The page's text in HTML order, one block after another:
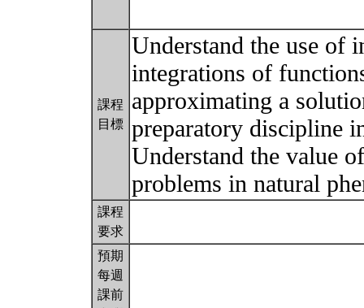
課程
目標
Understand the use of
integrations of
approximating a
preparatory discipline
Understand the value
problems in natural
課程
要求
預期
每週
課前